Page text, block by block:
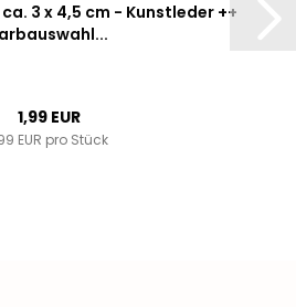
ca. 3 x 4,5 cm - Kunstleder ++
1,99 EUR
EUR pro Stück